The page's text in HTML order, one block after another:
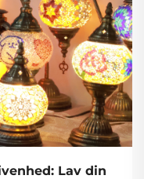
Lav din